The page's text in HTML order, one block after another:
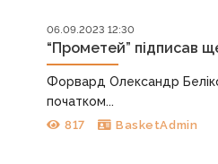
06.09.2023 12:30
“Прометей” підписав
Форвард Олександр
початком...
817 BasketAdmin